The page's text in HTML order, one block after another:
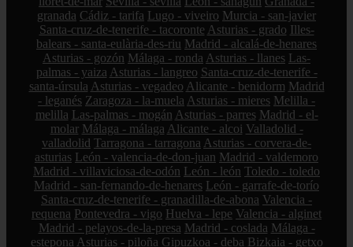
granada Cádiz - tarifa Lugo - viveiro Murcia - san-javier
Santa-cruz-de-tenerife - tacoronte Asturias - grado Illes-
balears - santa-eulària-des-riu Madrid - alcalá-de-henares
Asturias - gozón Málaga - ronda Asturias - llanes Las-
palmas - yaiza Asturias - langreo Santa-cruz-de-tenerife -
santa-úrsula Asturias - vegadeo Alicante - benidorm Madrid
- leganés Zaragoza - la-muela Asturias - mieres Melilla -
melilla Las-palmas - mogán Asturias - parres Madrid - el-
molar Málaga - málaga Alicante - alcoi Valladolid -
valladolid Tarragona - tarragona Asturias - corvera-de-
asturias León - valencia-de-don-juan Madrid - valdemoro
Madrid - villaviciosa-de-odón León - león Toledo - toledo
Madrid - san-fernando-de-henares León - garrafe-de-torío
Santa-cruz-de-tenerife - granadilla-de-abona Valencia -
requena Pontevedra - vigo Huelva - lepe Valencia - alginet
Madrid - pelayos-de-la-presa Madrid - coslada Málaga -
estepona Asturias - piloña Gipuzkoa - deba Bizkaia - getxo